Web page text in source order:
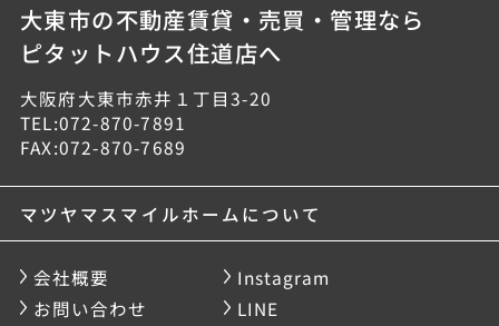
大東市の不動産賃貸・売買・管理なら
ピタットハウス住道店へ
大阪府大東市赤井１丁目3-20
TEL:072-870-7891
FAX:072-870-7689
マツヤマスマイルホームについて
会社概要
Instagram
お問い合わせ
LINE